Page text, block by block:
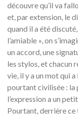
découvre qu’il va
et, par extension, le
quand il a été
l’amiable », on
un accord, une
les stylos, et chacun
vie, il y a un mot qui
pourtant civilisée : la
l’expression a un
Pourtant, derrière ce